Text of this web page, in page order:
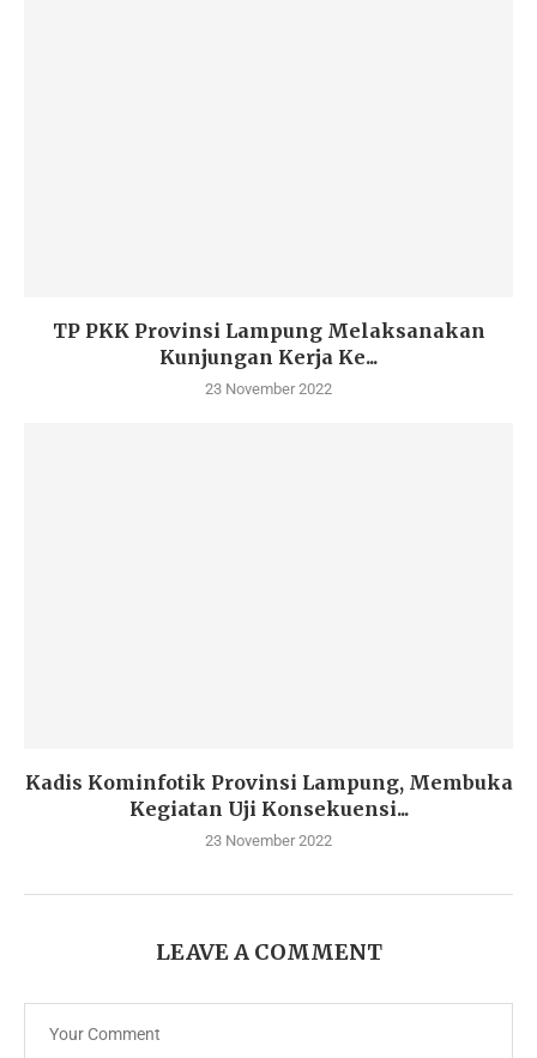
TP PKK Provinsi Lampung Melaksanakan
Kunjungan Kerja Ke...
23 November 2022
Kadis Kominfotik Provinsi Lampung, Membuka
Kegiatan Uji Konsekuensi...
23 November 2022
LEAVE A COMMENT